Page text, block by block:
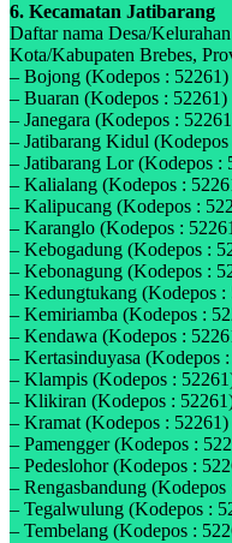
6. Kecamatan Jatibarang
Daftar nama Desa/
Kota/Kabupaten Brebes,
– Bojong (Kodepos : 52261)
– Buaran (Kodepos : 52261)
– Janegara (Kodepos :
– Jatibarang Kidul
– Jatibarang Lor (Kodepos :
– Kalialang (Kodepos :
– Kalipucang (Kodepos :
– Karanglo (Kodepos :
– Kebogadung (Kodepos :
– Kebonagung (Kodepos :
– Kedungtukang (Kodepos :
– Kemiriamba (Kodepos :
– Kendawa (Kodepos :
– Kertasinduyasa (Kodepos
– Klampis (Kodepos :
– Klikiran (Kodepos :
– Kramat (Kodepos : 52261)
– Pamengger (Kodepos :
– Pedeslohor (Kodepos :
– Rengasbandung (Kodepos
– Tegalwulung (Kodepos :
– Tembelang (Kodepos :